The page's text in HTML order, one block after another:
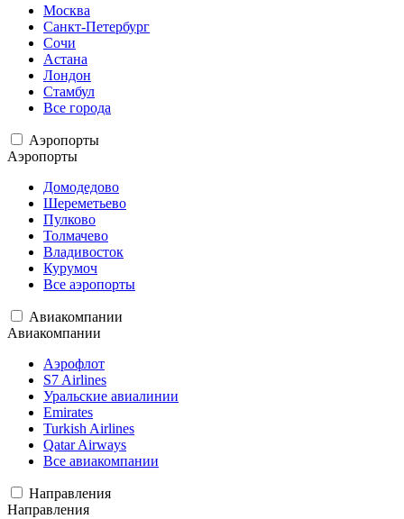
Москва
Санкт-Петербург
Сочи
Астана
Лондон
Стамбул
Все города
Аэропорты
Аэропорты
Домодедово
Шереметьево
Пулково
Толмачево
Владивосток
Курумоч
Все аэропорты
Авиакомпании
Авиакомпании
Аэрофлот
S7 Airlines
Уральские авиалинии
Emirates
Turkish Airlines
Qatar Airways
Все авиакомпании
Направления
Направления